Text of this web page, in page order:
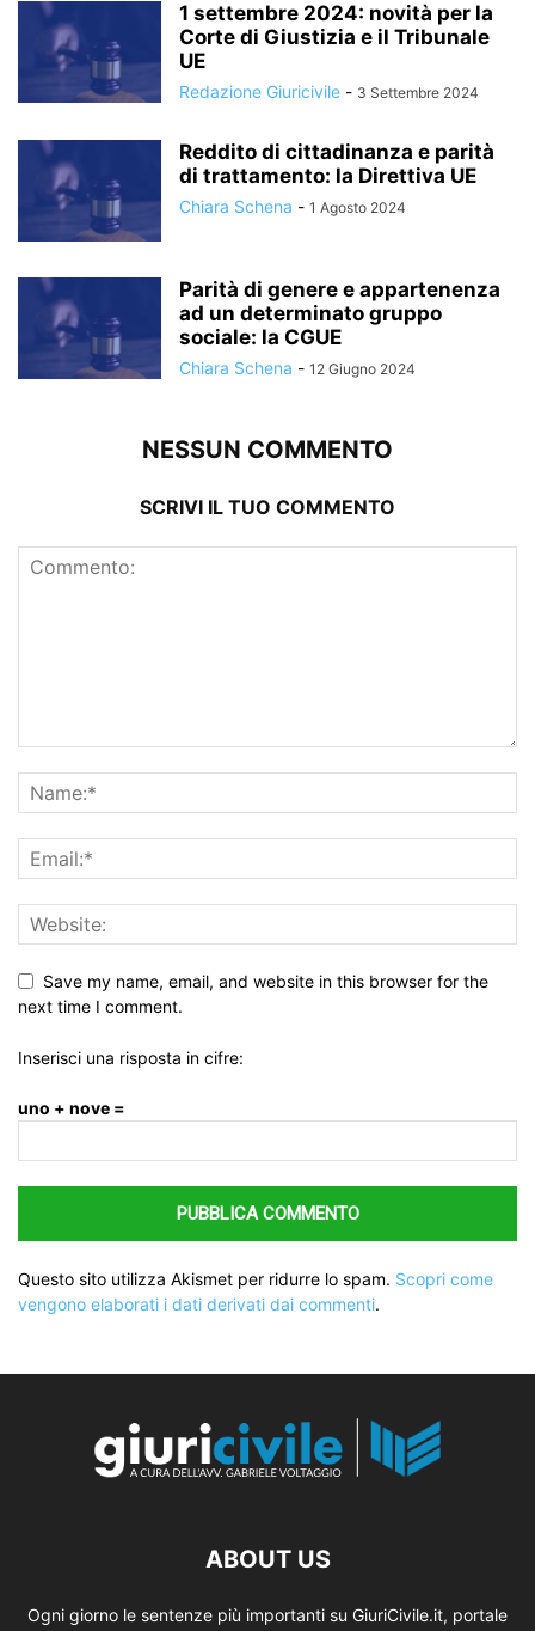
1 settembre 2024: novità per la
Corte di Giustizia e il Tribunale
UE
Redazione Giuricivile - 3 Settembre 2024
Reddito di cittadinanza e parità
di trattamento: la Direttiva UE
Chiara Schena - 1 Agosto 2024
Parità di genere e appartenenza
ad un determinato gruppo
sociale: la CGUE
Chiara Schena - 12 Giugno 2024
NESSUN COMMENTO
SCRIVI IL TUO COMMENTO
Save my name, email, and website in this browser for the
next time I comment.
Inserisci una risposta in cifre:
uno + nove =
Questo sito utilizza Akismet per ridurre lo spam. Scopri come
vengono elaborati i dati derivati dai commenti.
ABOUT US
Ogni giorno le sentenze più importanti su GiuriCivile.it, portale